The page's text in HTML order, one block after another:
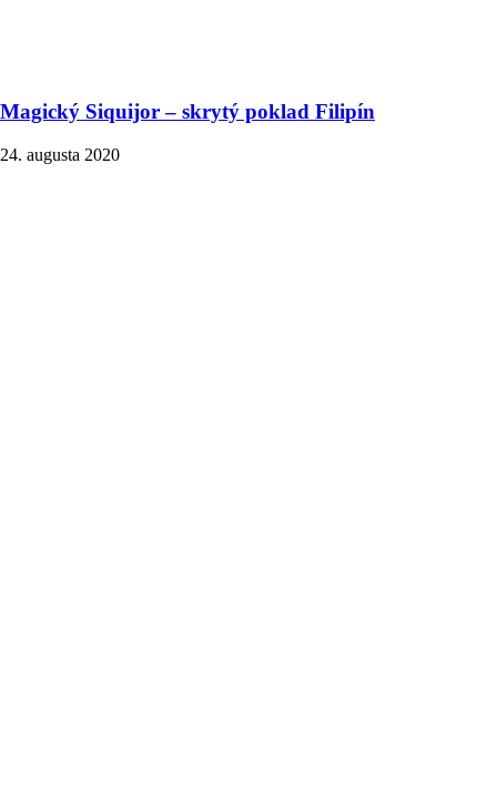
Magický Siquijor – skrytý poklad Filipín
24. augusta 2020